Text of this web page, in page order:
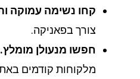
קחו נשימה עמוקה
צורך בפאניקה.
חפשו מנעולן מומלץ.
מלקוחות קודמים באתרי